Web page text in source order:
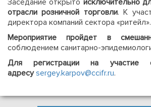
Заседание открыто исключительно
отрасли розничной торговли. К
директора компаний сектора «ритейл».
Мероприятие пройдет в
соблюдением санитарно-
Для регистрации на участие
адресу sergey.karpov@ccifr.ru.